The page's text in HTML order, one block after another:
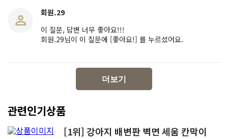
회원.29
이 질문, 답변 너무 좋아요!!!
회원.29님이 이 질문에 [좋아요!] 를 누르셨어요.
더보기
관련인기상품
[1위] 강아지 배변판 벽면 세움 칸막이